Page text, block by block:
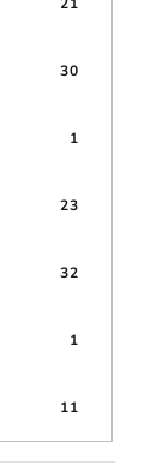
30
1
23
32
1
11